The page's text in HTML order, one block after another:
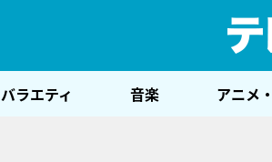
バラエティ 音楽 アニメ